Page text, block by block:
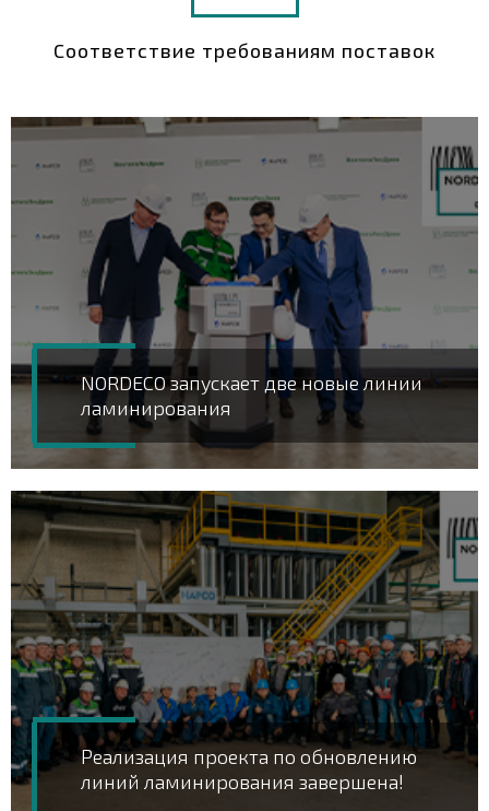
Соответствие требованиям поставок
NORDECO запускает две новые линии
ламинирования
Реализация проекта по обновлению
линий ламинирования завершена!